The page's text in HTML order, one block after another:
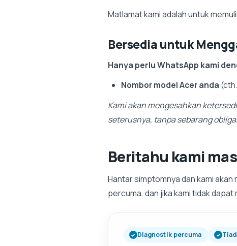
Matlamat kami adalah untuk
Bersedia untuk
Hanya perlu WhatsApp kami
Nombor model Acer anda
Kami akan mengesahkan
seterusnya, tanpa sebarang
Beritahu kami
Hantar simptomnya dan kami
percuma, dan jika kami tidak
Diagnostik percuma